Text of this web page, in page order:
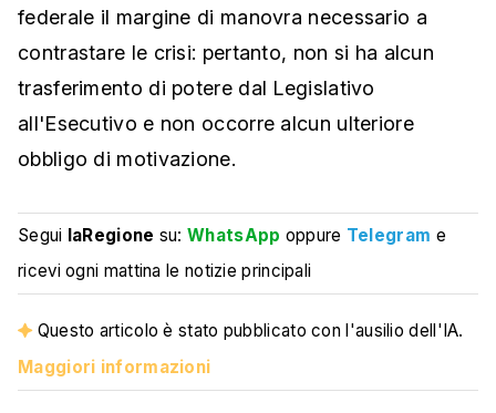
federale il margine di manovra necessario a
contrastare le crisi: pertanto, non si ha alcun
trasferimento di potere dal Legislativo
all'Esecutivo e non occorre alcun ulteriore
obbligo di motivazione.
Segui laRegione su:WhatsApp oppure Telegram e
ricevi ogni mattina le notizie principali
Questo articolo è stato pubblicato con l'ausilio dell'IA.
Maggiori informazioni